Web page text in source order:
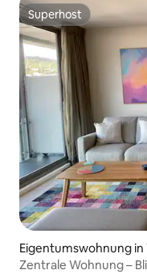
Superhost
Superhost
Eigentumswohnung in
Zentrale Wohnung –